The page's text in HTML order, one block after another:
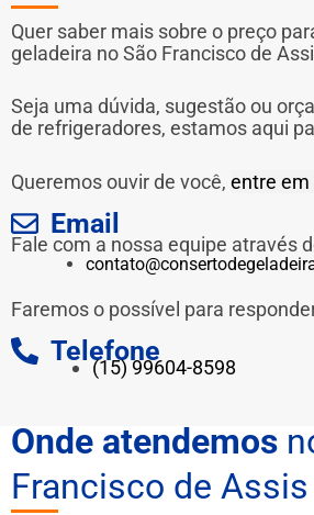
Quer saber mais sobre o preço
geladeira no São Francisco de
Seja uma dúvida, sugestão ou
de refrigeradores, estamos aqui
Queremos ouvir de você, entre
Email
Fale com a nossa equipe através
Faremos o possível para
Telefone
(15) 99604-8598
Onde atendemos
Francisco de Assis